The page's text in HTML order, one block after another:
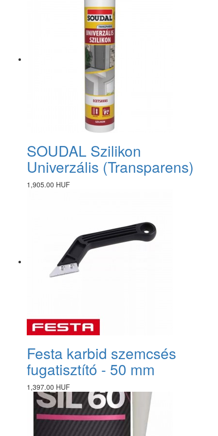
SOUDAL Szilikon
Univerzális (Transparens)
1,905.00 HUF
Festa karbid szemcsés
fugatisztító - 50 mm
1,397.00 HUF